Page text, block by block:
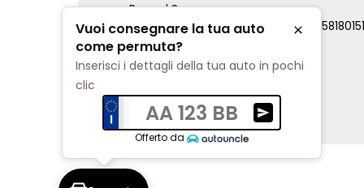
Renord S.p.a.
REA Milano 810796 | P.IVA e C.F.
Cookie Policy
Privacy Policy
Impostazioni di tracciamento
Vuoi consegnare la tua auto
come permuta?
Chiudi
Inserisci i dettagli della tua auto in pochi
clic
AA 123 BB
Ricevi una
Offerto da